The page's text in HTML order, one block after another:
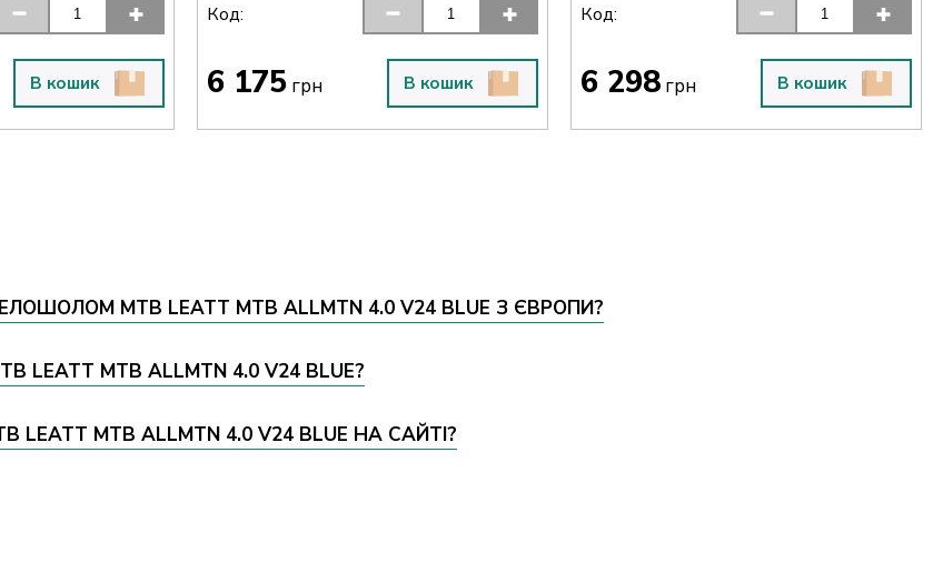
В кошик
Код:
6 175 грн В кошик
Код:
6 298 грн В кошик
MTB LEATT MTB ALLMTN 4.0 V24 BLUE З ЄВРОПИ?
MTB ALLMTN 4.0 V24 BLUE?
MTB ALLMTN 4.0 V24 BLUE НА САЙТІ?